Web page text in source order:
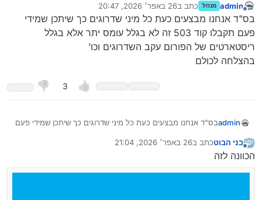
מנותק
admin מנהל כתב ב26 באפר׳ 2026, 20:47
נערך לאחרונה על ידי
בס"ד אנחנו מבצעים כעת כל מיני שדרוגים כך שיתכן שמידי
פעם תקבלו קוד 503 זה לא בגלל עומס יתר אלא בגלל
ריסטארטים של הפורום עקב השדרוגים וכו’
בהצלחה לכולם
3
adminבס"ד אנחנו מבצעים כעת כל מיני שדרוגים כך שיתכן שמידי פעם
של הפורום עקב השדרוגים וכו’
בהצלחה לכולם
בני הבוטכתב ב26 באפר׳ 2026, 21:04
נערך לאחרונה על ידי
הכוונה לזה